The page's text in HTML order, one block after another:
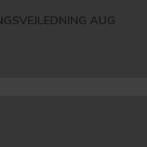
AUG